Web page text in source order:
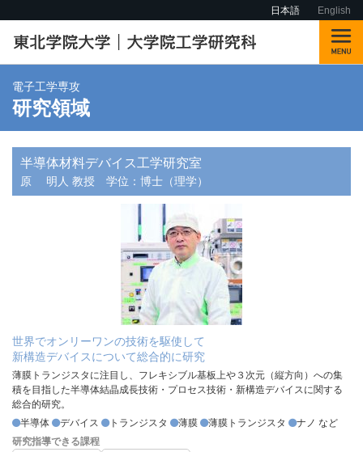
English
日本語
電子工学専攻
研究領域
半導体材料デバイス工学研究室
原 明人 教授 学位：博士（理学）
世界でオンリーワンの技術を駆使して
新構造デバイスについて総合的に研究
薄膜トランジスタに注目し、 フレキシブル基板上や３次元（縦方向）への集
積を目指した半導体結晶成長技術・プロセス技術・ 新構造デバイスに関する
総合的研究。
半導体
デバイス トランジスタ 薄膜 薄膜トランジスタ
ナノ など
研究指導できる課程